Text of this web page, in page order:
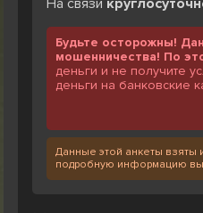
На связи
Будьте осторожны!
мошенничества! По
деньги и не получите
деньги на банковские
Данные этой анкеты взяты
подробную информацию